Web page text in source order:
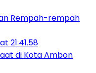
Rempah-rempah
di Kota Ambon